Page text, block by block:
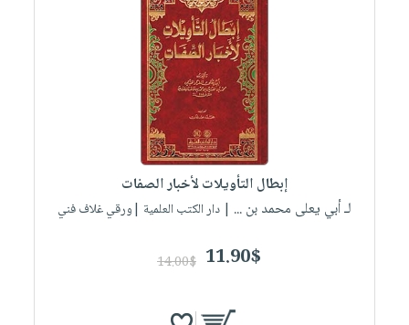
إبطال التأويلات لأخبار الصفات
لـ أبي يعلى محمد بن ... | دار الكتب العلمية |ورقي غلاف فني
11.90$
14.00$